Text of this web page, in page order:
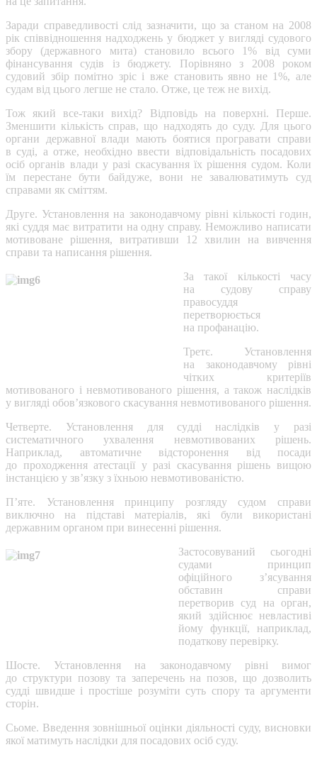
Заради справедливості слід зазначити, що за станом на 2008
рік співвідношення надходжень у бюджет у вигляді судового
збору (державного мита) становило всього 1% від суми
фінансування судів із бюджету. Порівняно з 2008 роком
судовий збір помітно зріс і вже становить явно не 1%, але
судам від цього легше не стало. Отже, це теж не вихід.
Тож який все-таки вихід? Відповідь на поверхні. Перше.
Зменшити кількість справ, що надходять до суду. Для цього
органи державної влади мають боятися програвати справи
в суді, а отже, необхідно ввести відповідальність посадових
осіб органів влади у разі скасування їх рішення судом. Коли
їм перестане бути байдуже, вони не завалюватимуть суд
справами як сміттям.
Друге. Установлення на законодавчому рівні кількості годин,
які суддя має витратити на одну справу. Неможливо написати
мотивоване рішення, витративши 12 хвилин на вивчення
справи та написання рішення.
За такої кількості часу
на судову справу
правосуддя
перетворюється
на профанацію.
Третє. Установлення
на законодавчому рівні
чітких критеріїв
мотивованого і невмотивованого рішення, а також наслідків
у вигляді обов’язкового скасування невмотивованого рішення.
Четверте. Установлення для судді наслідків у разі
систематичного ухвалення невмотивованих рішень.
Наприклад, автоматичне відсторонення від посади
до проходження атестації у разі скасування рішень вищою
інстанцією у зв’язку з їхньою невмотивованістю.
П’яте. Установлення принципу розгляду судом справи
виключно на підставі матеріалів, які були використані
державним органом при винесенні рішення.
Застосовуваний сьогодні
судами принцип
офіційного з’ясування
обставин справи
перетворив суд на орган,
який здійснює невластиві
йому функції, наприклад,
податкову перевірку.
Шосте. Установлення на законодавчому рівні вимог
до структури позову та заперечень на позов, що дозволить
судді швидше і простіше розуміти суть спору та аргументи
сторін.
Сьоме. Введення зовнішньої оцінки діяльності суду, висновки
якої матимуть наслідки для посадових осіб суду.